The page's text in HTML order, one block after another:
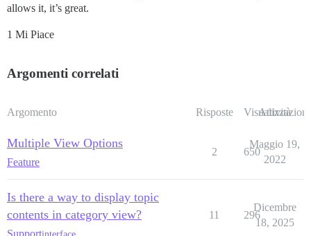
allows it, it’s great.
1 Mi Piace
Argomenti correlati
Argomento Risposte Visualizzazioni
Attività
Multiple View Options
Feature
2 650
Maggio 19,
2022
Is there a way to display topic
contents in category view?
Support
11 296
Dicembre
18, 2025